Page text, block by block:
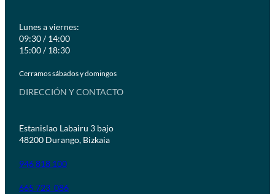
Lunes a viernes:
09:30 / 14:00
15:00 / 18:30
Cerramos sábados y domingos
DIRECCIÓN Y CONTACTO
Estanislao Labairu 3 bajo
48200 Durango, Bizkaia
946 818 100
665 723 086